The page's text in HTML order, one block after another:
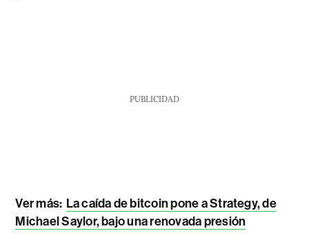
PUBLICIDAD
Ver más: La caída de bitcoin pone a Strategy, de
Michael Saylor, bajo una renovada presión